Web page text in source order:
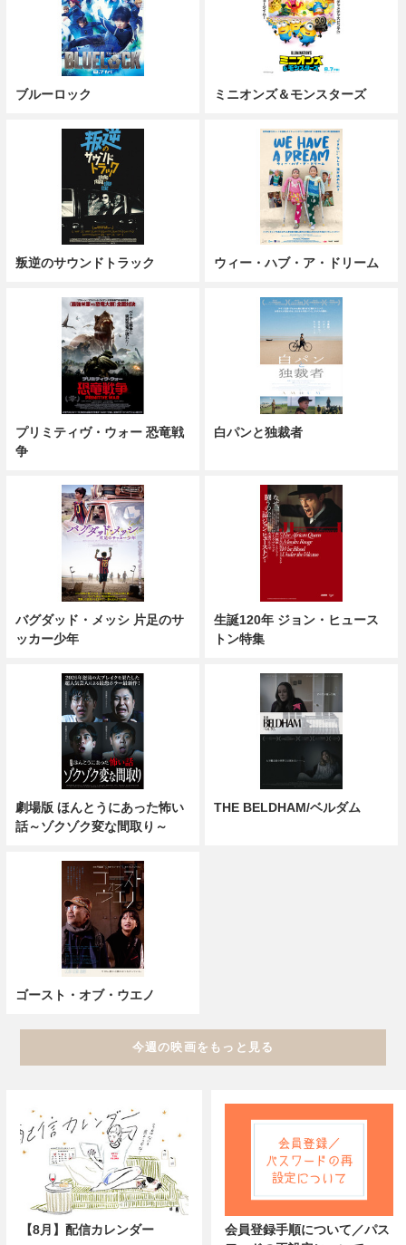
ブルーロック ミニオンズ＆モンスターズ
叛逆のサウンドトラック ウィー・ハブ・ア・ドリーム
プリミティヴ・ウォー 恐竜戦
争
白パンと独裁者
バグダッド・メッシ 片足のサ
ッカー少年
生誕120年 ジョン・ヒュース
トン特集
劇場版 ほんとうにあった怖い
話～ゾクゾク変な間取り～
THE BELDHAM/ベルダム
ゴースト・オブ・ウエノ
今週の映画をもっと見る
【8月】配信カレンダー
会員登録手順について／パス